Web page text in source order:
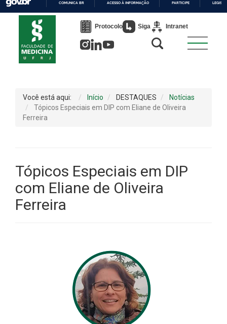
PARA
COMUNICA BR ACESSO À INFORMAÇÃO PARTICIPE
Protocolo Siga Intranet
Você está aqui: Início DESTAQUES
Notícias
Tópicos Especiais em DIP com Eliane de Oliveira
Ferreira
Tópicos Especiais em DIP
com Eliane de Oliveira
Ferreira